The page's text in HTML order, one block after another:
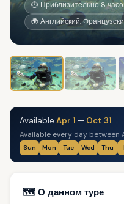
⏱ Приблизительно 8
🌍 Английский,
Available Apr 1 — Oct 31
Available every day between
Sun Mon Tue Wed Thu
🗺️ О данном туре